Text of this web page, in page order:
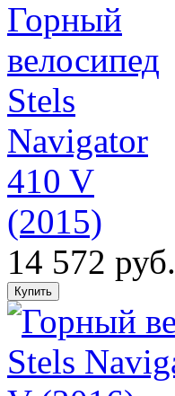
Горный
велосипед
Stels
Navigator
410 V
(2015)
14 572 руб.